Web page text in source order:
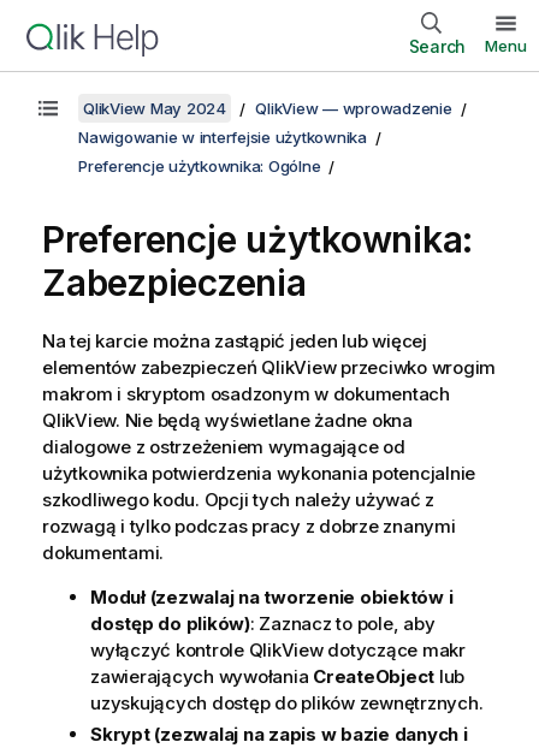
Search Menu
QlikView May 2024
QlikView — wprowadzenie
Nawigowanie w interfejsie użytkownika
Preferencje użytkownika: Ogólne
Preferencje użytkownika:
Zabezpieczenia
Na tej karcie można zastąpić jeden lub więcej
elementów zabezpieczeń QlikView przeciwko wrogim
makrom i skryptom osadzonym w dokumentach
QlikView. Nie będą wyświetlane żadne okna
dialogowe z ostrzeżeniem wymagające od
użytkownika potwierdzenia wykonania potencjalnie
szkodliwego kodu. Opcji tych należy używać z
rozwagą i tylko podczas pracy z dobrze znanymi
dokumentami.
Moduł (zezwalaj na tworzenie obiektów i
dostęp do plików): Zaznacz to pole, aby
wyłączyć kontrole QlikView dotyczące makr
zawierających wywołania CreateObject lub
uzyskujących dostęp do plików zewnętrznych.
Skrypt (zezwalaj na zapis w bazie danych i